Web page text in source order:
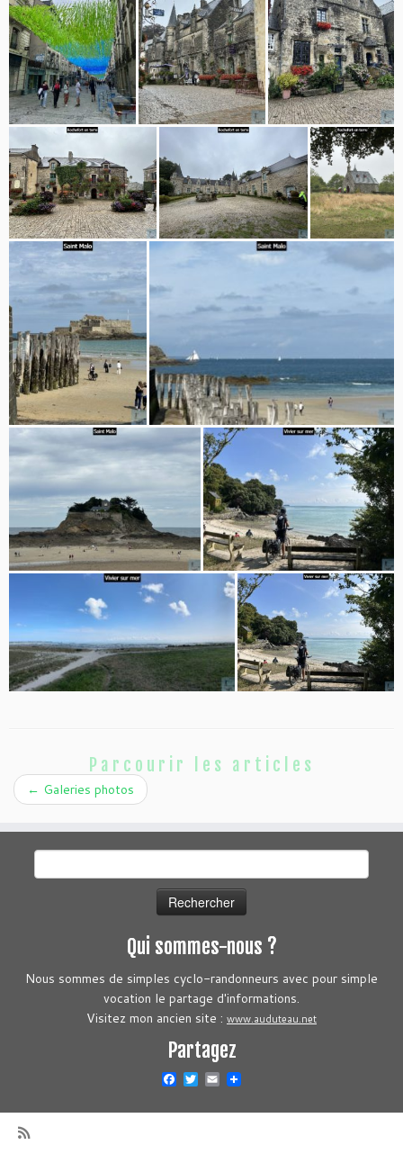
Parcourir les articles
← Galeries photos
Qui sommes-nous ?
Nous sommes de simples cyclo-randonneurs avec pour simple
vocation le partage d'informations.
Visitez mon ancien site : www.auduteau.net
Partagez
FacebookTwitterEmail